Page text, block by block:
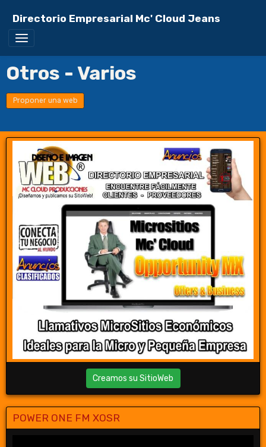
Directorio Empresarial Mc' Cloud Jeans
Otros - Varios
Proponer una web
Creamos su SitioWeb
POWER ONE FM XOSR